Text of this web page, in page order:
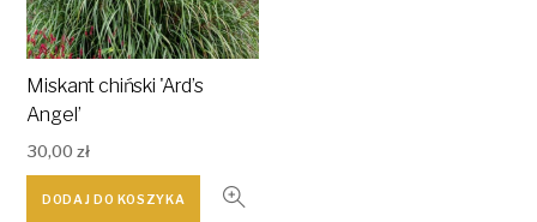
Miskant chiński 'Ard’s
Angel’
30,00zł
DODAJ DO KOSZYKA